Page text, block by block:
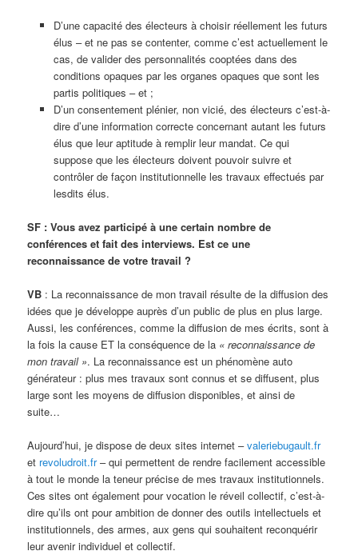
D’une capacité des électeurs à choisir réellement les futurs
élus – et ne pas se contenter, comme c’est actuellement le
cas, de valider des personnalités cooptées dans des
conditions opaques par les organes opaques que sont les
partis politiques – et ;
D’un consentement plénier, non vicié, des électeurs c’est-à-
dire d’une information correcte concernant autant les futurs
élus que leur aptitude à remplir leur mandat. Ce qui
suppose que les électeurs doivent pouvoir suivre et
contrôler de façon institutionnelle les travaux effectués par
lesdits élus.
SF : Vous avez participé à une certain nombre de
conférences et fait des interviews. Est ce une
reconnaissance de votre travail ?
VB : La reconnaissance de mon travail résulte de la diffusion des
idées que je développe auprès d’un public de plus en plus large.
Aussi, les conférences, comme la diffusion de mes écrits, sont à
la fois la cause ET la conséquence de la « reconnaissance de
mon travail ». La reconnaissance est un phénomène auto
générateur : plus mes travaux sont connus et se diffusent, plus
large sont les moyens de diffusion disponibles, et ainsi de
suite…
Aujourd’hui, je dispose de deux sites internet –valeriebugault.fr
et revoludroit.fr– qui permettent de rendre facilement accessible
à tout le monde la teneur précise de mes travaux institutionnels.
Ces sites ont également pour vocation le réveil collectif, c’est-à-
dire qu’ils ont pour ambition de donner des outils intellectuels et
institutionnels, des armes, aux gens qui souhaitent reconquérir
leur avenir individuel et collectif.